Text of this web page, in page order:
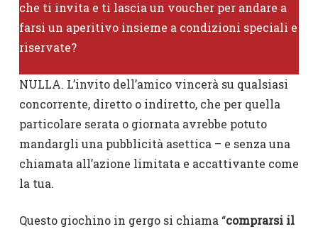
che ti invita e ti lascia un voucher per andare a
farsi un aperitivo insieme a condizioni speciali e
riservate?
NULLA. L’invito dell’amico vincerà su qualsiasi
concorrente, diretto o indiretto, che per quella
particolare serata o giornata avrebbe potuto
mandargli una pubblicità asettica – e senza una
chiamata all’azione limitata e accattivante come
la tua.
Questo giochino in gergo si chiama “comprarsi il